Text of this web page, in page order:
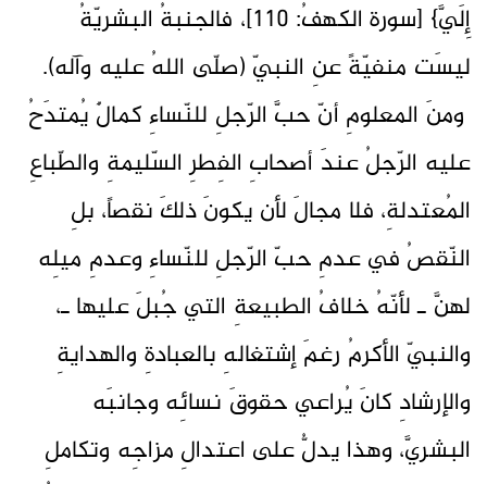
إِلَيَّ} [سورة الكهفُ: 110]، فالجنبةُ البشريّةُ
ليسَت منفيّةً عنِ النبيّ (صلّى اللهُ عليه وآله).
ومنَ المعلومِ أنّ حبَّ الرّجلِ للنّساءِ كمالٌ يُمتدَحُ
عليه الرّجلُ عندَ أصحابِ الفِطرِ السّليمةِ والطّباعِ
المُعتدلةِ، فلا مجالَ لأن يكونَ ذلكَ نقصاً، بلِ
النّقصُ في عدمِ حبّ الرّجلِ للنّساءِ وعدمِ ميلِه
لهنَّ ـ لأنّهُ خلافُ الطبيعةِ التي جُبلَ عليها ـ،
والنبيّ الأكرمُ رغمَ إشتغالهِ بالعبادةِ والهدايةِ
والإرشادِ كانَ يُراعي حقوقَ نسائِه وجانبَه
البشريَّ، وهذا يدلُّ على اعتدالِ مزاجِه وتكاملِ